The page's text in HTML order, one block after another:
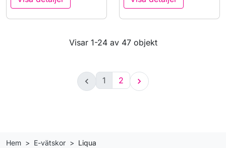
Visar 1-24 av 47 objekt
 1 2 
Hem E-vätskor Liqua